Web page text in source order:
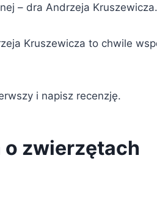
– dra Andrzeja Kruszewicza.
Kruszewicza to chwile
i napisz recenzję.
zwierzętach